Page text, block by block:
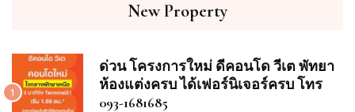
New Property
1
ด่วน โครงการใหม่ ดีคอนโด วีเต พัทยา
ห้องแต่งครบ ได้เฟอร์นิเจอร์ครบ โทร
093-1681685